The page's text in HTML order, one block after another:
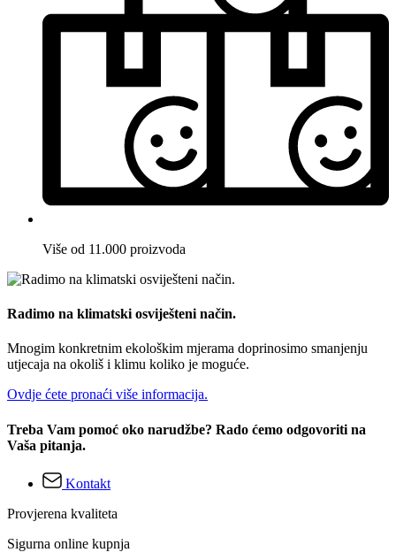
Više od 11.000 proizvoda
Radimo na klimatski osviješteni način.
Mnogim konkretnim ekološkim mjerama doprinosimo smanjenju
utjecaja na okoliš i klimu koliko je moguće.
Ovdje ćete pronaći više informacija.
Treba Vam pomoć oko narudžbe? Rado ćemo odgovoriti na
Vaša pitanja.
Kontakt
Provjerena kvaliteta
Sigurna online kupnja